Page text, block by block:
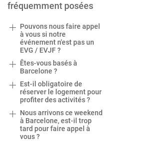
fréquemment posées
Pouvons nous faire appel
à vous si notre
événement n'est pas un
EVG / EVJF ?
Êtes-vous basés à
Barcelone ?
Est-il obligatoire de
réserver le logement pour
profiter des activités ?
Nous arrivons ce weekend
à Barcelone, est-il trop
tard pour faire appel à
vous ?